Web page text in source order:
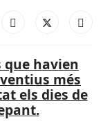
que havien
més
els dies de